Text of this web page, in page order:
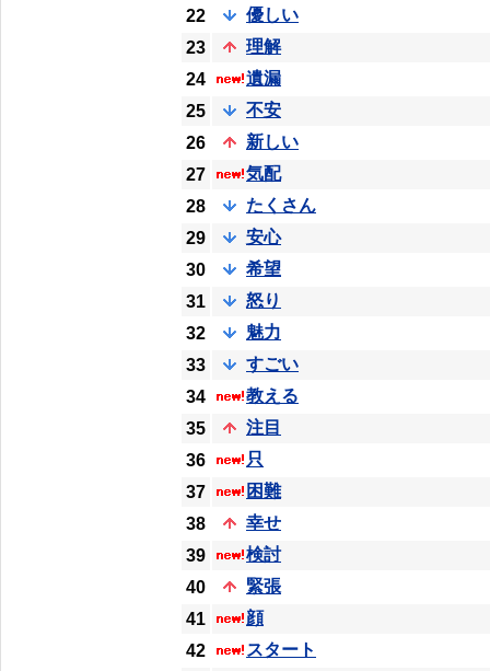
22
優しい
23
理解
24
遺漏
25
不安
26
新しい
27
気配
28
たくさん
29
安心
30
希望
31
怒り
32
魅力
33
すごい
34
教える
35
注目
36
只
37
困難
38
幸せ
39
検討
40
緊張
41
顔
42
スタート